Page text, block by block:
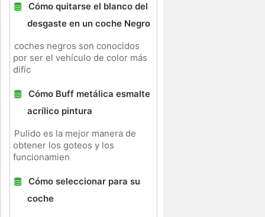
Cómo quitarse el blanco del
desgaste en un coche Negro
coches negros son conocidos
por ser el vehículo de color más
difíc
Cómo Buff metálica esmalte
acrílico pintura
Pulido es la mejor manera de
obtener los goteos y los
funcionamien
Cómo seleccionar para su
coche